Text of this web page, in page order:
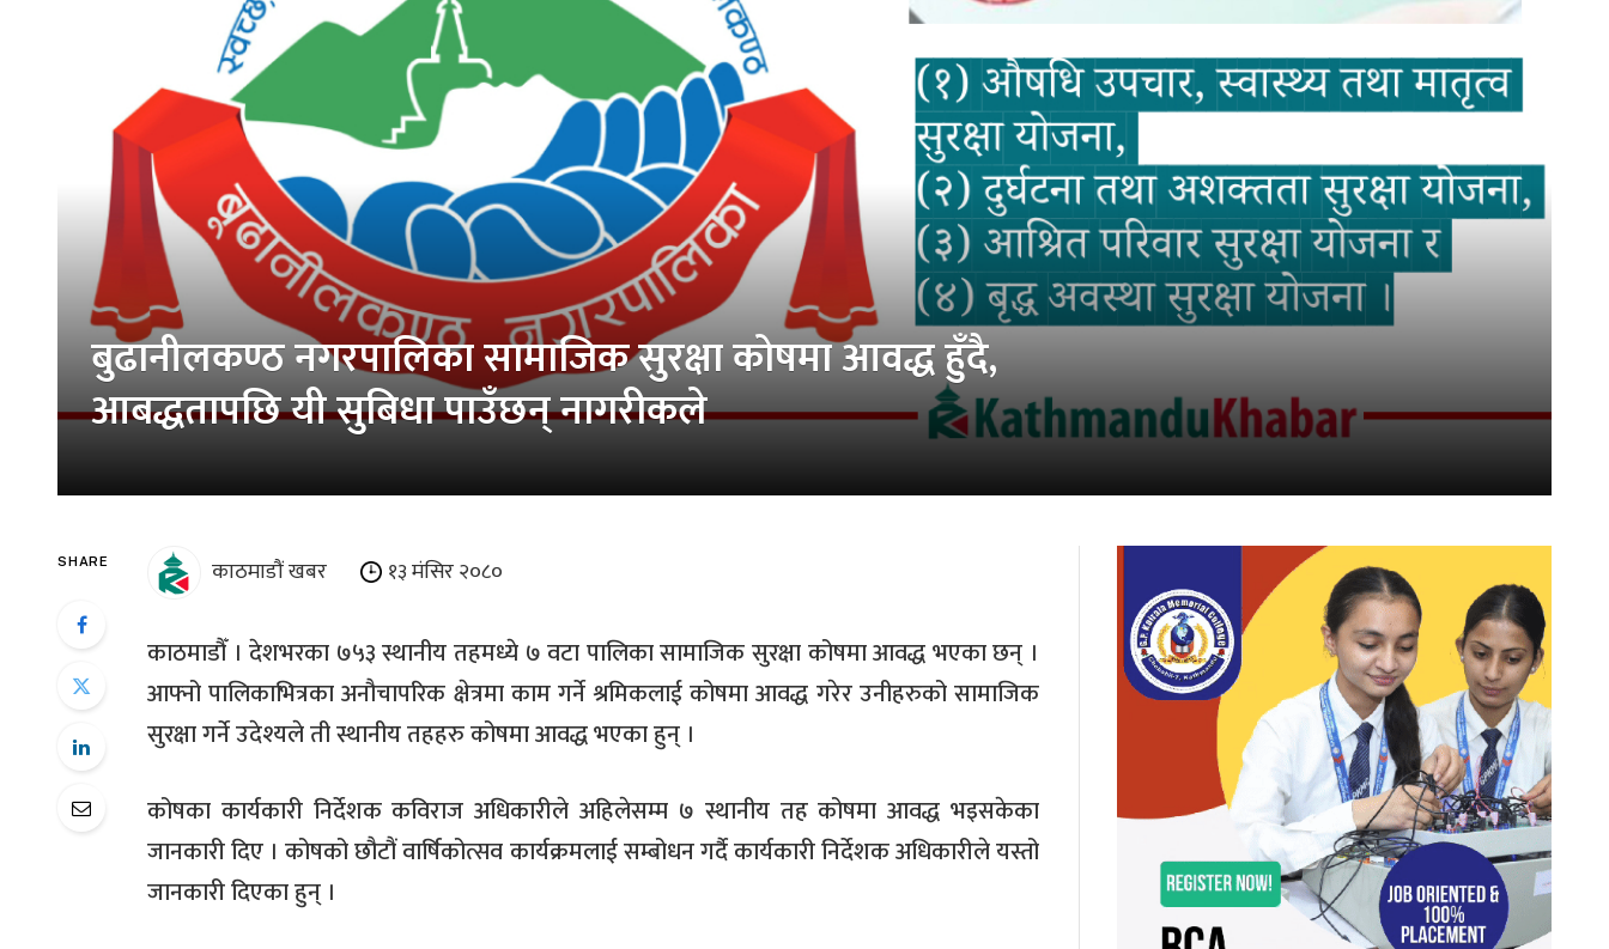
बुढानीलकण्ठ नगरपालिका सामाजिक सुरक्षा कोषमा आवद्ध हुँदै,
आबद्धतापछि यी सुबिधा पाउँछन् नागरीकले
SHARE काठमाडौं खबर १३ मंसिर २०८०
काठमाडौँ । देशभरका ७५३ स्थानीय तहमध्ये ७ वटा पालिका सामाजिक सुरक्षा कोषमा आवद्ध भएका छन् ।
आफ्नो पालिकाभित्रका अनौचापरिक क्षेत्रमा काम गर्ने श्रमिकलाई कोषमा आवद्ध गरेर उनीहरुको सामाजिक
सुरक्षा गर्ने उदेश्यले ती स्थानीय तहहरु कोषमा आवद्ध भएका हुन् ।
कोषका कार्यकारी निर्देशक कविराज अधिकारीले अहिलेसम्म ७ स्थानीय तह कोषमा आवद्ध भइसकेका
जानकारी दिए । कोषको छौटौं वार्षिकोत्सव कार्यक्रमलाई सम्बोधन गर्दै कार्यकारी निर्देशक अधिकारीले यस्तो
जानकारी दिएका हुन् ।